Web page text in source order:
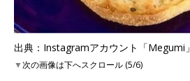
出典：Instagramアカウント「Megumi」
▼次の画像は下へスクロール (5/6)